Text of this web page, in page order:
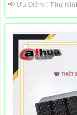
️📢 Ưu Điểm : Thu